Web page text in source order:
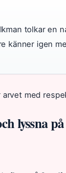
tolkar en
känner igen
med
lyssna